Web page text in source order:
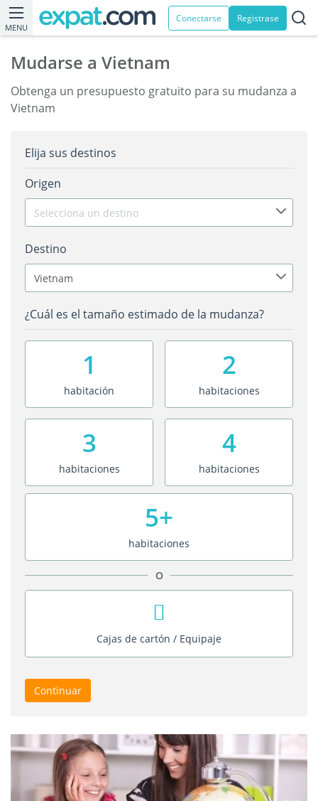
MENU
Conectarse Registrase
Mudarse a Vietnam
Obtenga un presupuesto gratuito para su mudanza a
Vietnam
Elija sus destinos
Origen
Selecciona un destino
Destino
Vietnam
¿Cuál es el tamaño estimado de la mudanza?
1
habitación
2
habitaciones
3
habitaciones
4
habitaciones
5+
habitaciones
O
Cajas de cartón / Equipaje
Continuar